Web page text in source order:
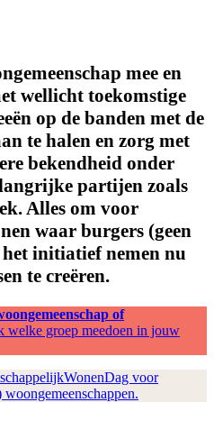
mee en
wellicht toekomstige
op de banden met de
te halen en zorg met
bekendheid onder
partijen zoals
Alles om voor
waar burgers (geen
initiatief nemen nu
te creëren.
of
welke groep meedoen in jouw
voor